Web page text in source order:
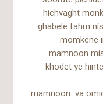
hichvaght
ghabele fahm
momkene
mamnoon
khodet ye
mamnoon. va